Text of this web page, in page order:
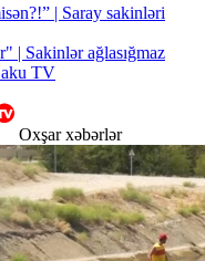
| Saray sakinləri
| Sakinlər ağlasığmaz
TV
Oxşar xəbərlər